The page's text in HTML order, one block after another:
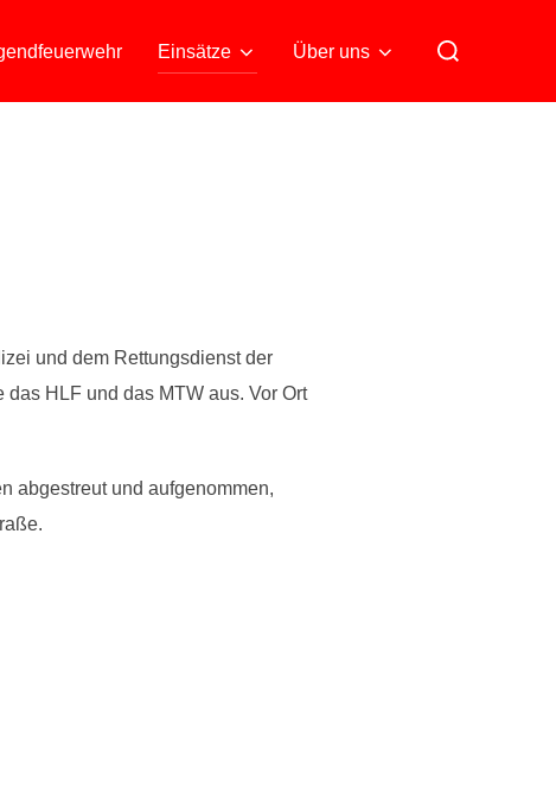
Einsätze Über uns
Suchen
und dem Rettungsdienst der
HLF und das MTW aus. Vor Ort
abgestreut und aufgenommen,